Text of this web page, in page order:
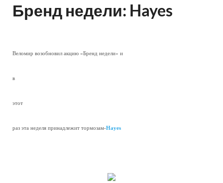
Бренд недели: Hayes
Веломир возобновил акцию «Бренд недели» и
в
этот
раз эта неделя принадлежит тормозам-Hayes